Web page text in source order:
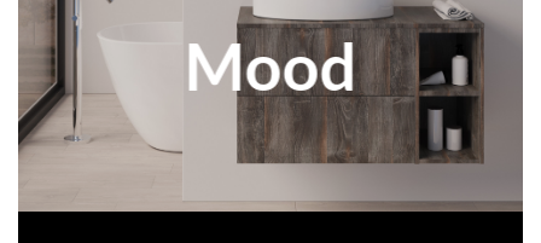
Mood